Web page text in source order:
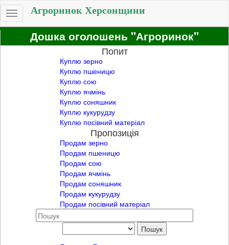
Toggle
navigation
Агроринок Херсонщини
Дошка оголошень "Агроринок"
Попит
Куплю зерно
Куплю пшеницю
Куплю сою
Куплю ячмінь
Куплю соняшник
Куплю кукурудзу
Куплю посівний матеріал
Пропозиція
Продам зерно
Продам пшеницю
Продам сою
Продам ячмінь
Продам соняшник
Продам кукурудзу
Продам посівний матеріал